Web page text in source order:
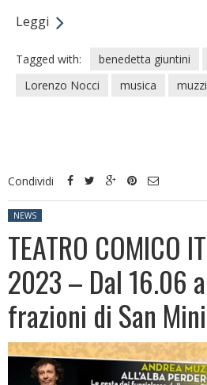
Leggi
Tagged with: benedetta giuntini
Lorenzo Nocci
musica muzzi
Condividi
Posted in:
NEWS
TEATRO COMICO
2023 – Dal 16.06
frazioni di San